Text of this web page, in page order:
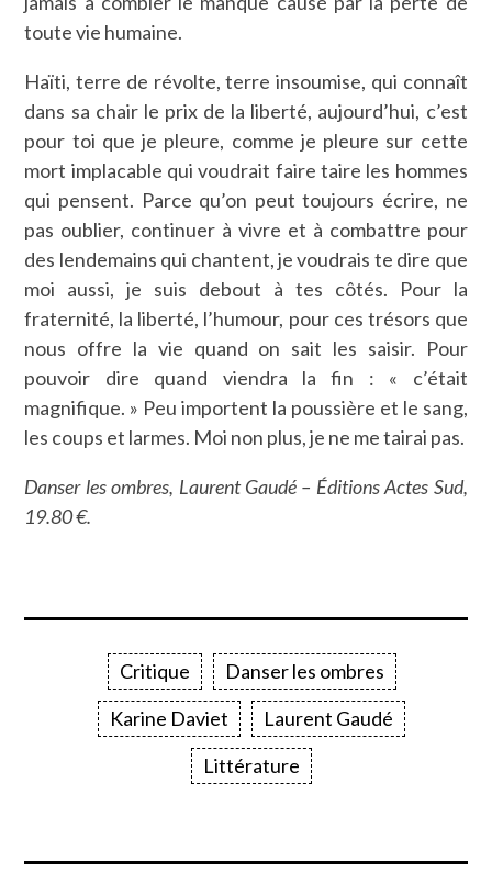
toute vie humaine.
Haïti, terre de révolte, terre insoumise, qui connaît
dans sa chair le prix de la liberté, aujourd’hui, c’est
pour toi que je pleure, comme je pleure sur cette
mort implacable qui voudrait faire taire les hommes
qui pensent. Parce qu’on peut toujours écrire, ne
pas oublier, continuer à vivre et à combattre pour
des lendemains qui chantent, je voudrais te dire que
moi aussi, je suis debout à tes côtés. Pour la
fraternité, la liberté, l’humour, pour ces trésors que
nous offre la vie quand on sait les saisir. Pour
pouvoir dire quand viendra la fin : « c’était
magnifique. » Peu importent la poussière et le sang,
les coups et larmes. Moi non plus, je ne me tairai pas.
Danser les ombres, Laurent Gaudé – Éditions Actes Sud,
19.80 €.
Critique
Danser les ombres
Karine Daviet
Laurent Gaudé
Littérature